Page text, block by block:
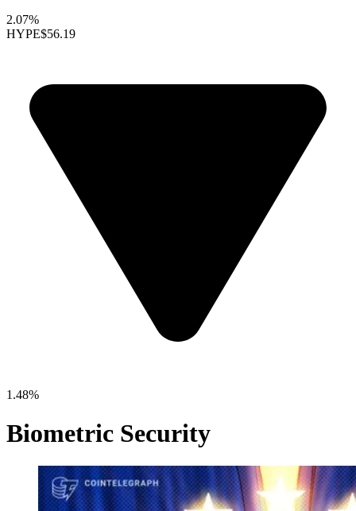
2.07%
HYPE$56.19
1.48%
Biometric Security